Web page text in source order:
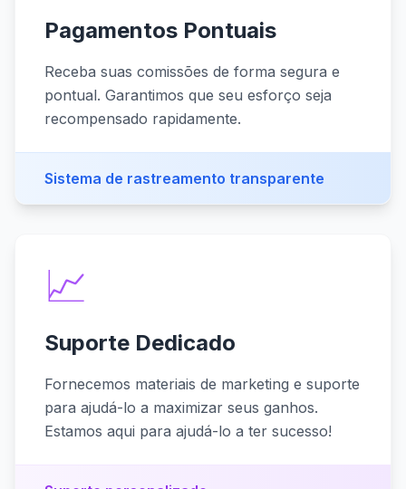
Pagamentos Pontuais
Receba suas comissões de forma segura e
pontual. Garantimos que seu esforço seja
recompensado rapidamente.
Sistema de rastreamento transparente
📈
Suporte Dedicado
Fornecemos materiais de marketing e suporte
para ajudá-lo a maximizar seus ganhos.
Estamos aqui para ajudá-lo a ter sucesso!